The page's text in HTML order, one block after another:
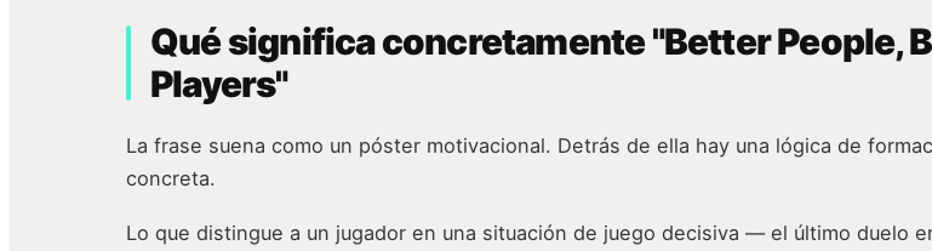
Qué significa concretamente "Better People,
Players"
La frase suena como un póster motivacional. Detrás de ella hay una lógica de
concreta.
Lo que distingue a un jugador en una situación de juego decisiva — el último duelo